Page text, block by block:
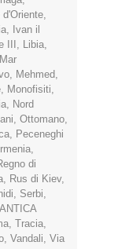
d'Oriente,
, Ivan il
III , Libia,
Mar
, Mehmed,
, Monofisiti,
, Nord
, Ottomano,
, Peceneghi
,
di
, Rus di Kiev,
, Serbi,
, Tracia,
, Vandali, Via